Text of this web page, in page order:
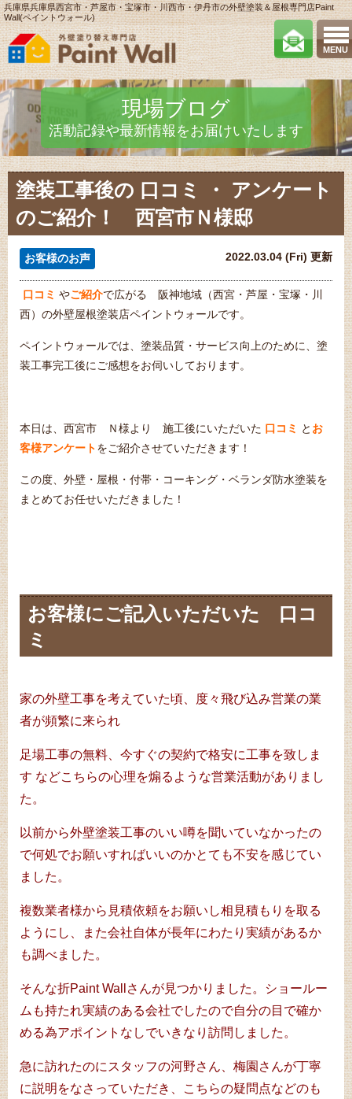
MENU
兵庫県兵庫県西宮市・芦屋市・宝塚市・川西市・伊丹市の外壁塗装＆屋根専門店Paint
Wall(ペイントウォール)
現場ブログ
活動記録や最新情報をお届けいたします
塗装工事後の 口コミ ・ アンケート
のご紹介！ 西宮市Ｎ様邸
お客様のお声 2022.03.04 (Fri) 更新
口コミ やご紹介で広がる 阪神地域（西宮・芦屋・宝塚・川
西）の外壁屋根塗装店ペイントウォールです。
ペイントウォールでは、塗装品質・サービス向上のために、塗
装工事完工後にご感想をお伺いしております。
本日は、西宮市 Ｎ様より 施工後にいただいた 口コミ と お
客様アンケートをご紹介させていただきます！
この度、外壁・屋根・付帯・コーキング・ベランダ防水塗装を
まとめてお任せいただきました！
お客様にご記入いただいた 口コ
ミ
家の外壁工事を考えていた頃、度々飛び込み営業の業
者が頻繁に来られ
足場工事の無料、今すぐの契約で格安に工事を致しま
す などこちらの心理を煽るような営業活動がありまし
た。
以前から外壁塗装工事のいい噂を聞いていなかったの
で何処でお願いすればいいのかとても不安を感じてい
ました。
複数業者様から見積依頼をお願いし相見積もりを取る
ようにし、また会社自体が長年にわたり実績があるか
も調べました。
そんな折Paint Wallさんが見つかりました。ショールー
ムも持たれ実績のある会社でしたので自分の目で確か
める為アポイントなしでいきなり訪問しました。
急に訪れたのにスタッフの河野さん、梅園さんが丁寧
に説明をなさっていただき、こちらの疑問点などのも